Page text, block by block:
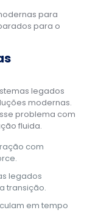
para
para o
legados
modernas.
problema com
fluida.
com
legados
transição.
em tempo